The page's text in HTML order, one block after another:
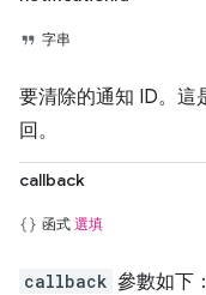
字串
要清除的通知 ID。這
回。
callback
函式 選填
callback 參數如下：